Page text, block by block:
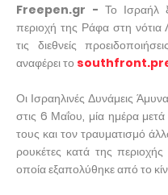
Freepen.gr - Το Ισραήλ
περιοχή της Ράφα στη
τις διεθνείς
αναφέρει το
Οι Ισραηλινές Δυνάμεις
στις 6 Μαΐου, μία ημέρα
τους και τον τραυματισμό
ρουκέτες κατά της
οποία εξαπολύθηκε από το